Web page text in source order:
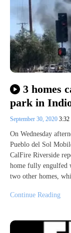
3 homes
park in
September 30, 2020
On Wednesday
Pueblo del Sol
CalFire Riverside
home fully engulfed
two other homes,
Continue Reading